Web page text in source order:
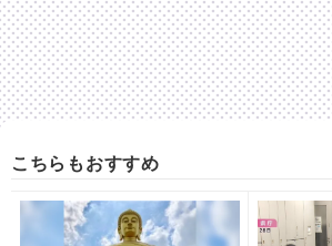
こちらもおすすめ